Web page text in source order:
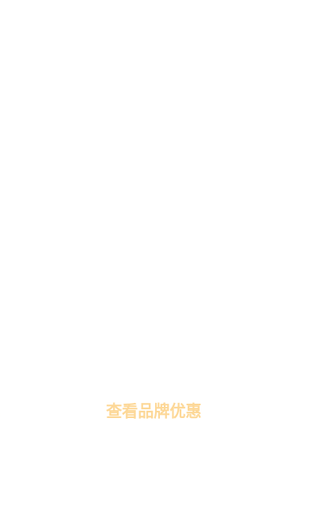
查看品牌优惠